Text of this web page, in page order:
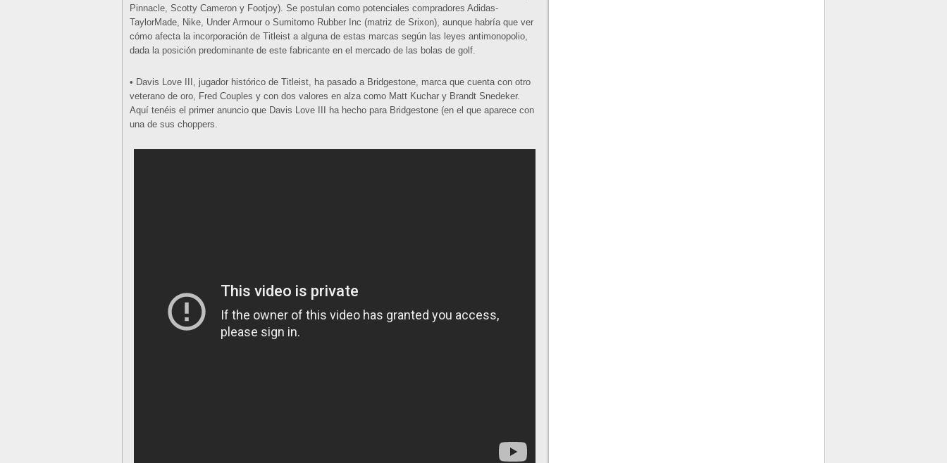
Pinnacle, Scotty Cameron y Footjoy). Se postulan como potenciales compradores Adidas-
TaylorMade, Nike, Under Armour o Sumitomo Rubber Inc (matriz de Srixon), aunque habría que ver
cómo afecta la incorporación de Titleist a alguna de estas marcas según las leyes antimonopolio,
dada la posición predominante de este fabricante en el mercado de las bolas de golf.
• Davis Love III, jugador histórico de Titleist, ha pasado a Bridgestone, marca que cuenta con otro
veterano de oro, Fred Couples y con dos valores en alza como Matt Kuchar y Brandt Snedeker.
Aquí tenéis el primer anuncio que Davis Love III ha hecho para Bridgestone (en el que aparece con
una de sus choppers.